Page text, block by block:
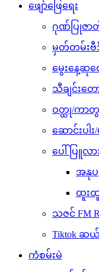
ဖျော်ဖြေရေး
ဂုဏ်ပြုဇာတ်
မှတ်တမ်းဗီ
မွေးနေ့ဆုတ
သီချင်းတော
ဝတ္ထု/ကာတွန်
ဆောင်းပါး/
ပေါ်ပြူလာ
အနုပ
ထူးထူး
သဇင် FM
Tiktok ဆယ်
ကံစမ်းမဲ